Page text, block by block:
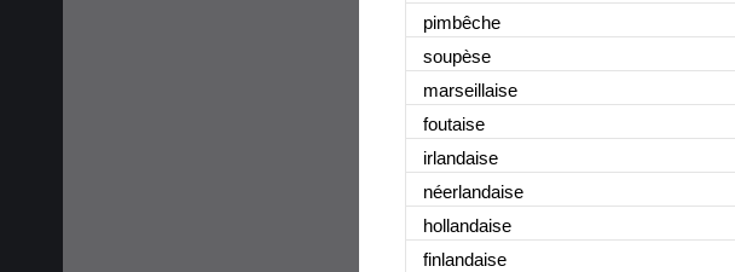
pimbêche
soupèse
marseillaise
foutaise
irlandaise
néerlandaise
hollandaise
finlandaise